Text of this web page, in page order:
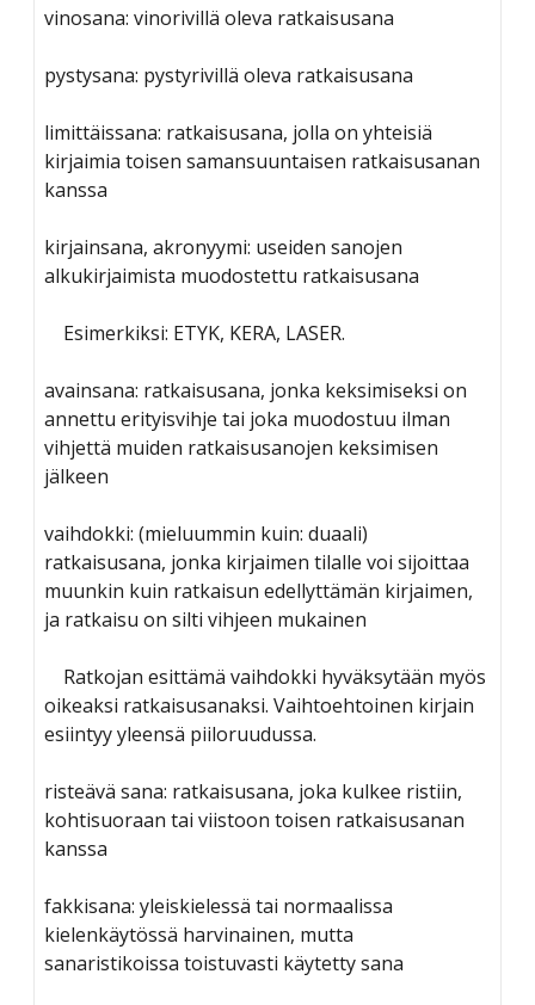
vinosana: vinorivillä oleva ratkaisusana
pystysana: pystyrivillä oleva ratkaisusana
limittäissana: ratkaisusana, jolla on yhteisiä
kirjaimia toisen samansuuntaisen ratkaisusanan
kanssa
kirjainsana, akronyymi: useiden sanojen
alkukirjaimista muodostettu ratkaisusana
Esimerkiksi: ETYK, KERA, LASER.
avainsana: ratkaisusana, jonka keksimiseksi on
annettu erityisvihje tai joka muodostuu ilman
vihjettä muiden ratkaisusanojen keksimisen
jälkeen
vaihdokki: (mieluummin kuin: duaali)
ratkaisusana, jonka kirjaimen tilalle voi sijoittaa
muunkin kuin ratkaisun edellyttämän kirjaimen,
ja ratkaisu on silti vihjeen mukainen
Ratkojan esittämä vaihdokki hyväksytään myös
oikeaksi ratkaisusanaksi. Vaihtoehtoinen kirjain
esiintyy yleensä piiloruudussa.
risteävä sana: ratkaisusana, joka kulkee ristiin,
kohtisuoraan tai viistoon toisen ratkaisusanan
kanssa
fakkisana: yleiskielessä tai normaalissa
kielenkäytössä harvinainen, mutta
sanaristikoissa toistuvasti käytetty sana